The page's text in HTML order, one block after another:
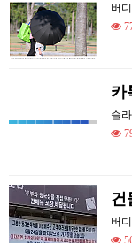
버
카
슬
버